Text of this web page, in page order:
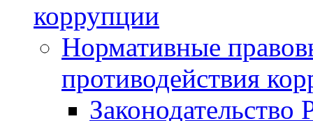
коррупции
Нормативные
противодействия